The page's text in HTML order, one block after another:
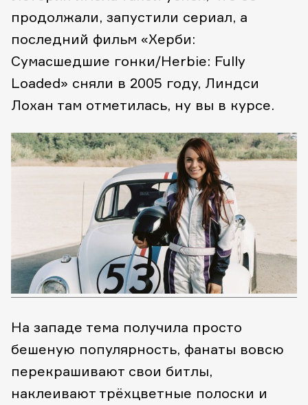
продолжали, запустили сериал, а
последний фильм «Херби:
Сумасшедшие гонки/Herbie: Fully
Loaded» сняли в 2005 году, Линдси
Лохан там отметилась, ну вы в курсе.
На западе тема получила просто
бешеную популярность, фанаты вовсю
перекрашивают свои битлы,
наклеивают трёхцветные полоски и